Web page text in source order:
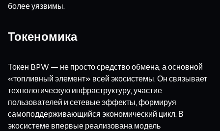
более уязвимы.
Токеномика
Токен BPW — не просто средство обмена, а основной
«топливный элемент» всей экосистемы. Он связывает
технологическую инфраструктуру, участие
пользователей и сетевые эффекты, формируя
самоподдерживающийся экономический цикл. В
экосистеме впервые реализована модель